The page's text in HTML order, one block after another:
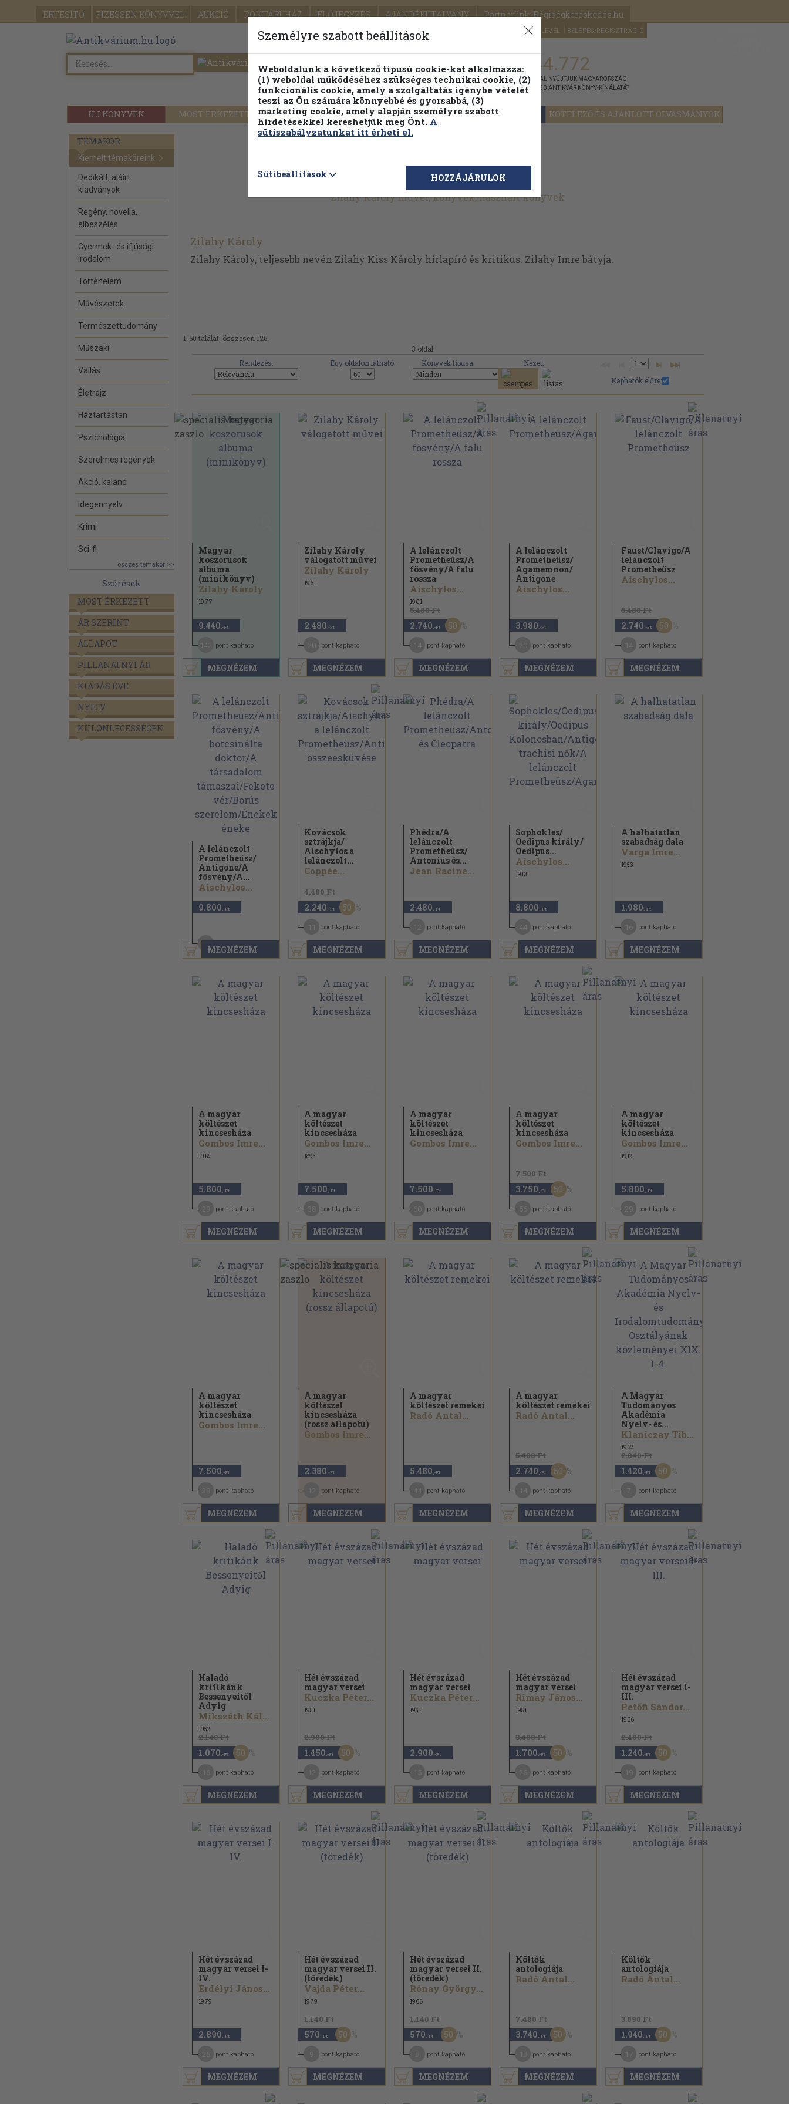
ÉRTESÍTŐ FIZESSEN KÖNYVVEL! AUKCIÓ PONTÁRUHÁZ ELŐJEGYZÉS AJÁNDÉKUTALVÁNY Partnerünk: Régiségkereskedés.hu
SEGÍTSÉG HÍRLEVÉL BELÉPÉS/REGISZTRÁCIÓ
ÚJ KÖNYVEK MOST ÉRKEZETT PILLANATNYI ÁRAINK FENNTARTHATÓ OLVASMÁNYOK KÖTELEZŐ ÉS AJÁNLOTT OLVASMÁNYOK
Részletes kereső Témaköri fa 1.144.772
KIADVÁNNYAL NYÚJTJUK MAGYARORSZÁG
LEGNAGYOBB ANTIKVÁR KÖNYV-KÍNÁLATÁT
TÉMAKÖR
Kiemelt témaköreink
Dedikált, aláírt
kiadványok
Regény, novella,
elbeszélés
Gyermek- és ifjúsági
irodalom
Történelem
Művészetek
Természettudomány
Műszaki
Vallás
Életrajz
Háztartástan
Pszichológia
Szerelmes regények
Akció, kaland
Idegennyelv
Krimi
Sci-fi
összes témakör >>
Szűrések
MOST ÉRKEZETT
ÁR SZERINT
ÁLLAPOT
PILLANATNYI ÁR
KIADÁS ÉVE
NYELV
KÜLÖNLEGESSÉGEK
Zilahy Károly művei, könyvek, használt könyvek
Zilahy Károly
Zilahy Károly, teljesebb nevén Zilahy Kiss Károly hírlapíró és kritikus. Zilahy Imre bátyja.
1-60 találat, összesen 126.
3 oldal
Rendezés:
Egy oldalon látható: Könyvek típusa:
Nézet:
Kaphatók előre:
MEGNÉZEM
Magyar
koszorusok
albuma
(minikönyv)
Zilahy Károly
1977
9.440 ,-Ft
pont kapható
MEGNÉZEM
Zilahy Károly
válogatott művei
Zilahy Károly
1961
2.480 ,-Ft
pont kapható
MEGNÉZEM
A lelánczolt
Prometheüsz/A
fösvény/A falu
rossza
Aischylos...
1901
5.480 Ft
2.740 ,-Ft 50
pont kapható
MEGNÉZEM
A lelánczolt
Prometheüsz/
Agamemnon/
Antigone
Aischylos...
3.980 ,-Ft
pont kapható
MEGNÉZEM
Faust/Clavigo/A
lelánczolt
Prometheüsz
Aischylos...
5.480 Ft
2.740 ,-Ft 50
pont kapható
MEGNÉZEM
A lelánczolt
Prometheüsz/
Antigone/A
fösvény/A...
Aischylos...
9.800 ,-Ft
pont kapható
MEGNÉZEM
Kovácsok
sztrájkja/
Aischylos a
lelánczolt...
Coppée...
4.480 Ft
2.240 ,-Ft 50
pont kapható
MEGNÉZEM
Phédra/A
lelánczolt
Prometheüsz/
Antonius és...
Jean Racine...
2.480 ,-Ft
pont kapható
MEGNÉZEM
Sophokles/
Oedipus király/
Oedipus...
Aischylos...
1913
8.800 ,-Ft
pont kapható
MEGNÉZEM
A halhatatlan
szabadság dala
Varga Imre...
1953
1.980 ,-Ft
pont kapható
MEGNÉZEM
A magyar
költészet
kincsesháza
Gombos Imre...
1912
5.800 ,-Ft
pont kapható
MEGNÉZEM
A magyar
költészet
kincsesháza
Gombos Imre...
1895
7.500 ,-Ft
pont kapható
MEGNÉZEM
A magyar
költészet
kincsesháza
Gombos Imre...
7.500 ,-Ft
pont kapható
MEGNÉZEM
A magyar
költészet
kincsesháza
Gombos Imre...
7.500 Ft
3.750 ,-Ft 50
pont kapható
MEGNÉZEM
A magyar
költészet
kincsesháza
Gombos Imre...
1912
5.800 ,-Ft
pont kapható
MEGNÉZEM
A magyar
költészet
kincsesháza
Gombos Imre...
7.500 ,-Ft
pont kapható
MEGNÉZEM
A magyar
költészet
kincsesháza
(rossz állapotú)
Gombos Imre...
2.380 ,-Ft
pont kapható
MEGNÉZEM
A magyar
költészet remekei
Radó Antal...
5.480 ,-Ft
pont kapható
MEGNÉZEM
A magyar
költészet remekei
Radó Antal...
5.480 Ft
2.740 ,-Ft 50
pont kapható
MEGNÉZEM
A Magyar
Tudományos
Akadémia
Nyelv- és...
Klaniczay Tibor...
1962
2.840 Ft
1.420 ,-Ft 50
pont kapható
MEGNÉZEM
Haladó
kritikánk
Bessenyeitől
Adyig
Mikszáth Kálmán...
1952
2.140 Ft
1.070 ,-Ft 50
pont kapható
MEGNÉZEM
Hét évszázad
magyar versei
Kuczka Péter...
1951
2.900 Ft
1.450 ,-Ft 50
pont kapható
MEGNÉZEM
Hét évszázad
magyar versei
Kuczka Péter...
1951
2.900 ,-Ft
pont kapható
MEGNÉZEM
Hét évszázad
magyar versei
Rimay János...
1951
3.400 Ft
1.700 ,-Ft 50
pont kapható
MEGNÉZEM
Hét évszázad
magyar versei I-
III.
Petőfi Sándor...
1966
2.480 Ft
1.240 ,-Ft 50
pont kapható
MEGNÉZEM
Hét évszázad
magyar versei I-
IV.
Erdélyi János...
1979
2.890 ,-Ft
pont kapható
MEGNÉZEM
Hét évszázad
magyar versei II.
(töredék)
Vajda Péter...
1979
1.140 Ft
570 ,-Ft 50
pont kapható
MEGNÉZEM
Hét évszázad
magyar versei II.
(töredék)
Rónay György...
1966
1.140 Ft
570 ,-Ft 50
pont kapható
MEGNÉZEM
Költők
antologiája
Radó Antal...
7.480 Ft
3.740 ,-Ft 50
pont kapható
MEGNÉZEM
Költők
antologiája
Radó Antal...
3.890 Ft
1.940 ,-Ft 50
pont kapható
Személyre szabott beállítások
Weboldalunk a következő típusú cookie-kat alkalmazza:
(1) weboldal működéséhez szükséges technikai cookie, (2)
funkcionális cookie, amely a szolgáltatás igénybe vételét
teszi az Ön számára könnyebbé és gyorsabbá, (3)
marketing cookie, amely alapján személyre szabott
hirdetésekkel kereshetjük meg Önt. A
sütiszabályzatunkat itt érheti el.
Sütibeállítások HOZZÁJÁRULOK